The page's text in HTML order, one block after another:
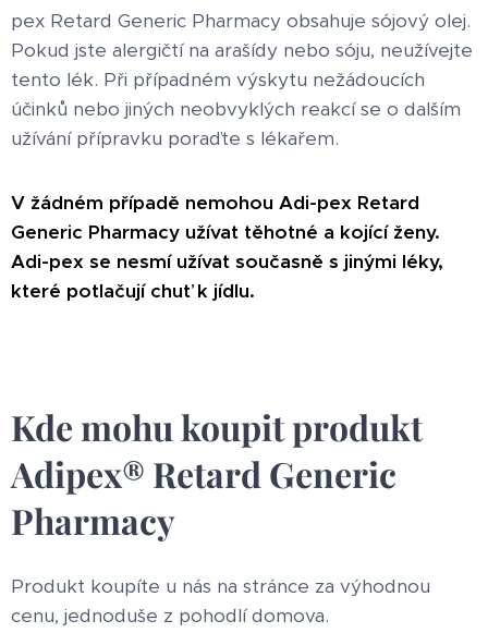
pex Retard Generic Pharmacy obsahuje sójový olej.
Pokud jste alergičtí na arašídy nebo sóju, neužívejte
tento lék. Při případném výskytu nežádoucích
účinků nebo jiných neobvyklých reakcí se o dalším
užívání přípravku poraďte s lékařem.
V žádném případě nemohou Adi-pex Retard
Generic Pharmacy užívat těhotné a kojící ženy.
Adi-pex se nesmí užívat současně s jinými léky,
které potlačují chuť k jídlu.
Kde mohu koupit produkt
Adipex® Retard Generic
Pharmacy
Produkt koupíte u nás na stránce za výhodnou
cenu, jednoduše z pohodlí domova.